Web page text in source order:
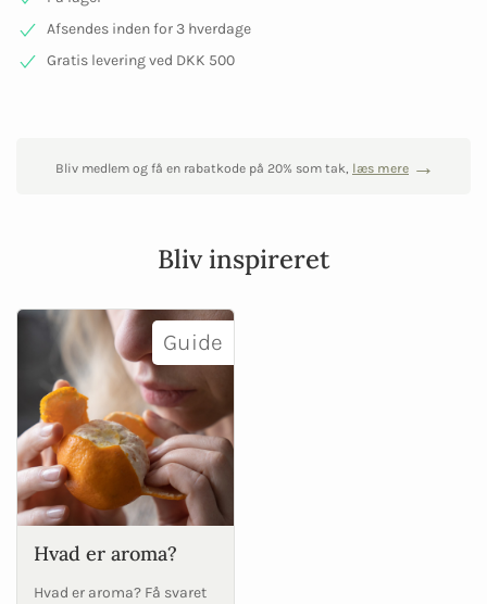
Afsendes inden for 3 hverdage
Gratis levering ved DKK 500
Bliv medlem og få en rabatkode på 20% som tak, læs mere
Bliv inspireret
Guide
Hvad er aroma?
Hvad er aroma? Få svaret